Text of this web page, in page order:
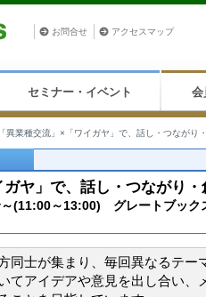
お問合せ アクセスマップ
セミナー・イベント 会
異業種交流」×「ワイガヤ」で、話し・つながり
ヤ」で、話し・つながり
(11:00～13:00) グレートブック
同士が集まり、毎回異なるテー
てアイデアや意見を出し合い、